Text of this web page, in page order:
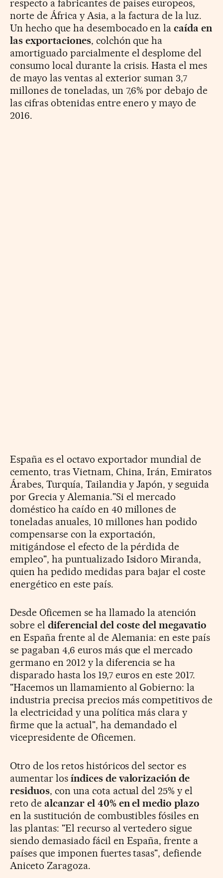
respecto a fabricantes de países europeos,
norte de África y Asia, a la factura de la luz.
Un hecho que ha desembocado en lacaída en
las exportaciones, colchón que ha
amortiguado parcialmente el desplome del
consumo local durante la crisis. Hasta el mes
de mayo las ventas al exterior suman 3,7
millones de toneladas, un 7,6% por debajo de
las cifras obtenidas entre enero y mayo de
2016.
España es el octavo exportador mundial de
cemento, tras Vietnam, China, Irán, Emiratos
Árabes, Turquía, Tailandia y Japón, y seguida
por Grecia y Alemania."Si el mercado
doméstico ha caído en 40 millones de
toneladas anuales, 10 millones han podido
compensarse con la exportación,
mitigándose el efecto de la pérdida de
empleo", ha puntualizado Isidoro Miranda,
quien ha pedido medidas para bajar el coste
energético en este país.
Desde Oficemen se ha llamado la atención
sobre el diferencial del coste del megavatio
en España frente al de Alemania: en este país
se pagaban 4,6 euros más que el mercado
germano en 2012 y la diferencia se ha
disparado hasta los 19,7 euros en este 2017.
"Hacemos un llamamiento al Gobierno: la
industria precisa precios más competitivos de
la electricidad y una política más clara y
firme que la actual", ha demandado el
vicepresidente de Oficemen.
Otro de los retos históricos del sector es
aumentar los índices de valorización de
residuos, con una cota actual del 25% y el
reto de alcanzar el 40% en el medio plazo
en la sustitución de combustibles fósiles en
las plantas: "El recurso al vertedero sigue
siendo demasiado fácil en España, frente a
países que imponen fuertes tasas", defiende
Aniceto Zaragoza.